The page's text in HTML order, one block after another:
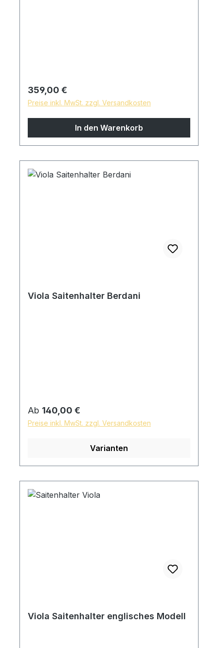
Regulärer Preis:
359,00 €
Preise inkl. MwSt. zzgl. Versandkosten
In den Warenkorb
Viola Saitenhalter Berdani
Regulärer Preis:
Ab 140,00 €
Preise inkl. MwSt. zzgl. Versandkosten
Varianten
Viola Saitenhalter englisches Modell